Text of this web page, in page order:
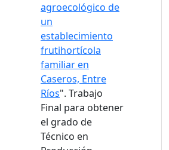
agroecológico de
un
establecimiento
frutihortícola
familiar en
Caseros, Entre
Ríos". Trabajo
Final para obtener
el grado de
Técnico en